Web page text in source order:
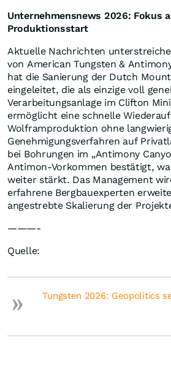
Unternehmensnews 2026: Fokus
Produktionsstart
Aktuelle Nachrichten
von American Tungsten &
hat die Sanierung der Dutch
eingeleitet, die als einzige voll
Verarbeitungsanlage im Clifton
ermöglicht eine schnelle
Wolframproduktion ohne
Genehmigungsverfahren auf
bei Bohrungen im „Antimony
Antimon-Vorkommen bestätigt,
weiter stärkt. Das Management
erfahrene Bergbauexperten
angestrebte Skalierung der
———-
Quelle:
Tungsten 2026: Geopolitics